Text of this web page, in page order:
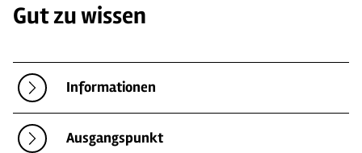
Gut zu wissen
Informationen
Ausgangspunkt